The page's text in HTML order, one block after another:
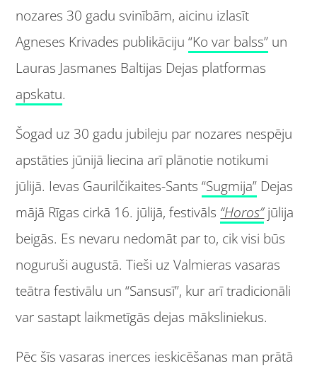
nozares 30 gadu svinībām, aicinu izlasīt
Agneses Krivades publikāciju“Ko var balss” un
Lauras Jasmanes Baltijas Dejas platformas
apskatu.
Šogad uz 30 gadu jubileju par nozares nespēju
apstāties jūnijā liecina arī plānotie notikumi
jūlijā. Ievas Gaurilčikaites-Sants“Sugmija” Dejas
mājā Rīgas cirkā 16. jūlijā, festivāls “Horos”jūlija
beigās. Es nevaru nedomāt par to, cik visi būs
noguruši augustā. Tieši uz Valmieras vasaras
teātra festivālu un “Sansusī”, kur arī tradicionāli
var sastapt laikmetīgās dejas māksliniekus.
Pēc šīs vasaras inerces ieskicēšanas man prātā